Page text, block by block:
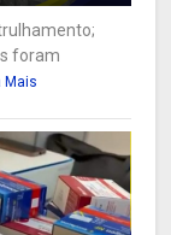
foram
Mais